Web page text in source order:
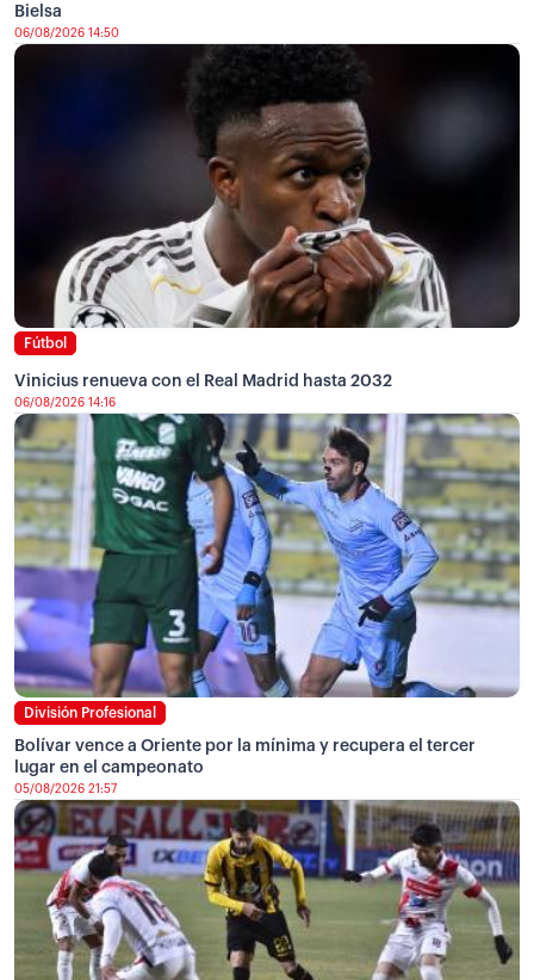
Bielsa
06/08/2026 14:50
Fútbol
Vinicius renueva con el Real Madrid hasta 2032
06/08/2026 14:16
División Profesional
Bolívar vence a Oriente por la mínima y recupera el tercer
lugar en el campeonato
05/08/2026 21:57